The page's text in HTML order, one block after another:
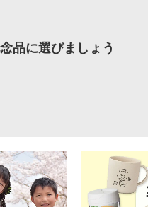
品に選びましょう